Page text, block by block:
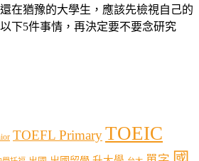
在猶豫的大學生，應該先檢視自己的
下5件事情，再決定要不要念研究
TOEFL PrimaryTOEIC